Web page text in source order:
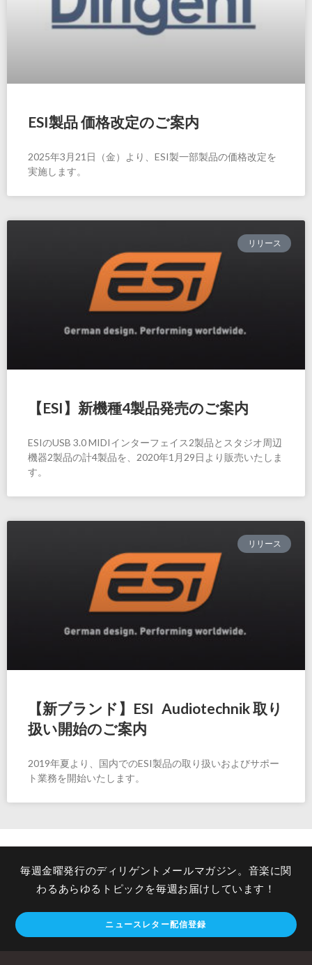
ESI製品 価格改定のご案内
2025年3月21日（金）より、ESI製一部製品の価格改定を
実施します。
リリース
【ESI】新機種4製品発売のご案内
ESIのUSB 3.0 MIDIインターフェイス2製品とスタジオ周辺
機器2製品の計4製品を、2020年1月29日より販売いたしま
す。
リリース
【新ブランド】ESI Audiotechnik 取り
扱い開始のご案内
2019年夏より、国内でのESI製品の取り扱いおよびサポー
ト業務を開始いたします。
毎週金曜発行のディリゲントメールマガジン。音楽に関
わるあらゆるトピックを毎週お届けしています！
ニュースレター配信登録